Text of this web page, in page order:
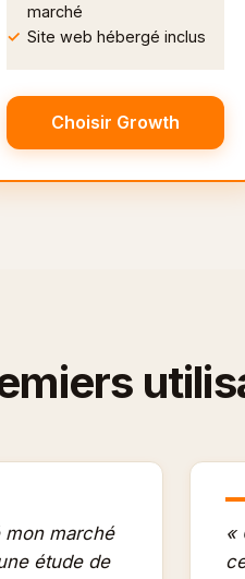
marché
Site web hébergé inclus
Choisir Growth
mon marché
étude de
«